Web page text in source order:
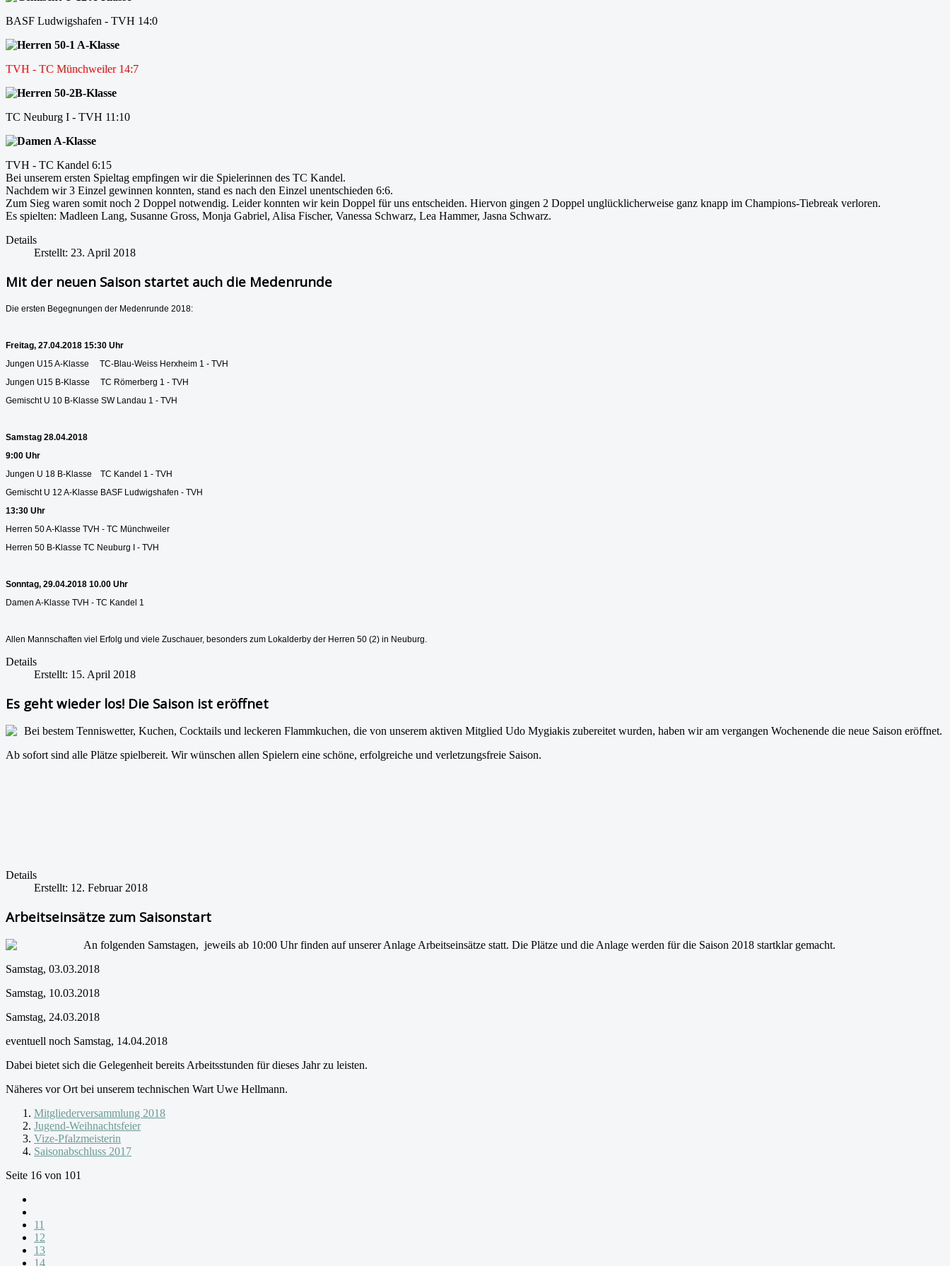
BASF Ludwigshafen - TVH 14:0
Herren 50-1 A-Klasse
TVH - TC Münchweiler 14:7
Herren 50-2B-Klasse
TC Neuburg I - TVH 11:10
Damen A-Klasse
TVH - TC Kandel 6:15
Bei unserem ersten Spieltag empfingen wir die Spielerinnen des TC Kandel.
Nachdem wir 3 Einzel gewinnen konnten, stand es nach den Einzel unentschieden 6:6.
Zum Sieg waren somit noch 2 Doppel notwendig. Leider konnten wir kein Doppel für uns entscheiden. Hiervon gingen 2 Doppel unglücklicherweise ganz knapp im Champions-Tiebreak verloren.
Es spielten: Madleen Lang, Susanne Gross, Monja Gabriel, Alisa Fischer, Vanessa Schwarz, Lea Hammer, Jasna Schwarz.
Details
Erstellt: 23. April 2018
Mit der neuen Saison startet auch die Medenrunde
Die ersten Begegnungen der Medenrunde 2018:
Freitag, 27.04.2018 15:30 Uhr
Jungen U15 A-Klasse TC-Blau-Weiss Herxheim 1 - TVH
Jungen U15 B-Klasse TC Römerberg 1 - TVH
Gemischt U 10 B-Klasse SW Landau 1 - TVH
Samstag 28.04.2018
9:00 Uhr
Jungen U 18 B-Klasse TC Kandel 1 - TVH
Gemischt U 12 A-Klasse BASF Ludwigshafen - TVH
13:30 Uhr
Herren 50 A-Klasse TVH - TC Münchweiler
Herren 50 B-Klasse TC Neuburg I - TVH
Sonntag, 29.04.2018 10.00 Uhr
Damen A-Klasse TVH - TC Kandel 1
Allen Mannschaften viel Erfolg und viele Zuschauer, besonders zum Lokalderby der Herren 50 (2) in Neuburg.
Details
Erstellt: 15. April 2018
Es geht wieder los! Die Saison ist eröffnet
Bei bestem Tenniswetter, Kuchen, Cocktails und leckeren Flammkuchen, die von unserem aktiven Mitglied Udo Mygiakis zubereitet wurden, haben wir am vergangen Wochenende die neue Saison eröffnet.
Ab sofort sind alle Plätze spielbereit. Wir wünschen allen Spielern eine schöne, erfolgreiche und verletzungsfreie Saison.
Details
Erstellt: 12. Februar 2018
Arbeitseinsätze zum Saisonstart
An folgenden Samstagen, jeweils ab 10:00 Uhr finden auf unserer Anlage Arbeitseinsätze statt. Die Plätze und die Anlage werden für die Saison 2018 startklar gemacht.
Samstag, 03.03.2018
Samstag, 10.03.2018
Samstag, 24.03.2018
eventuell noch Samstag, 14.04.2018
Dabei bietet sich die Gelegenheit bereits Arbeitsstunden für dieses Jahr zu leisten.
Näheres vor Ort bei unserem technischen Wart Uwe Hellmann.
Mitgliederversammlung 2018
Jugend-Weihnachtsfeier
Vize-Pfalzmeisterin
Saisonabschluss 2017
Seite 16 von 101
11
12
13
14